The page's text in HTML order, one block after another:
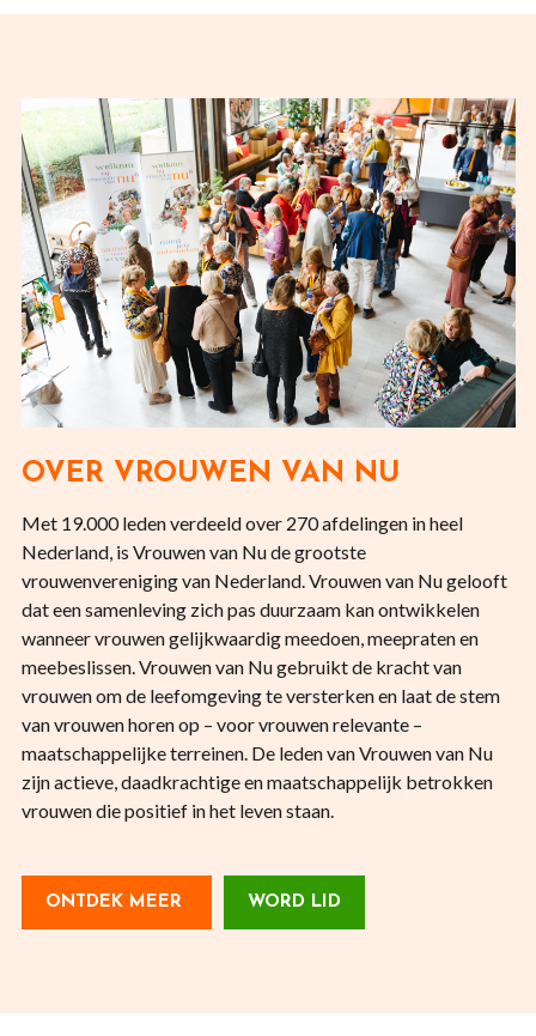
OVER VROUWEN VAN NU
Met 19.000 leden verdeeld over 270 afdelingen in heel
Nederland, is Vrouwen van Nu de grootste
vrouwenvereniging van Nederland. Vrouwen van Nu gelooft
dat een samenleving zich pas duurzaam kan ontwikkelen
wanneer vrouwen gelijkwaardig meedoen, meepraten en
meebeslissen. Vrouwen van Nu gebruikt de kracht van
vrouwen om de leefomgeving te versterken en laat de stem
van vrouwen horen op – voor vrouwen relevante –
maatschappelijke terreinen. De leden van Vrouwen van Nu
zijn actieve, daadkrachtige en maatschappelijk betrokken
vrouwen die positief in het leven staan.
ONTDEK MEER WORD LID